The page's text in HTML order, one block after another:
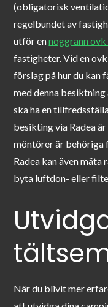
(obligatorisk
regelbundet av
utför ennoggrann
fastigheter. Vid en
förslag på hur du kan
med denna
ska ha en
besikting via Radea
möntörer är behöriga
Radea kan även
byta luftdon- eller
När du blivit mer